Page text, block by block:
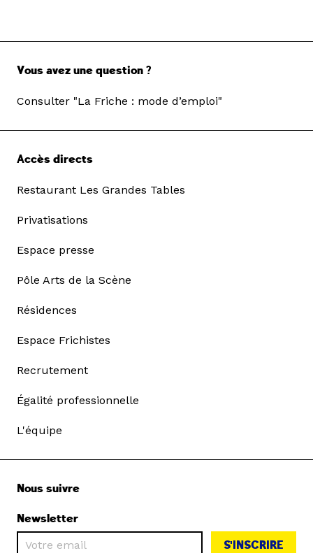
Vous avez une question ?
Consulter "La Friche : mode d’emploi"
Accès directs
Restaurant Les Grandes Tables
Privatisations
Espace presse
Pôle Arts de la Scène
Résidences
Espace Frichistes
Recrutement
Égalité professionnelle
L'équipe
Nous suivre
Newsletter
S'INSCRIRE